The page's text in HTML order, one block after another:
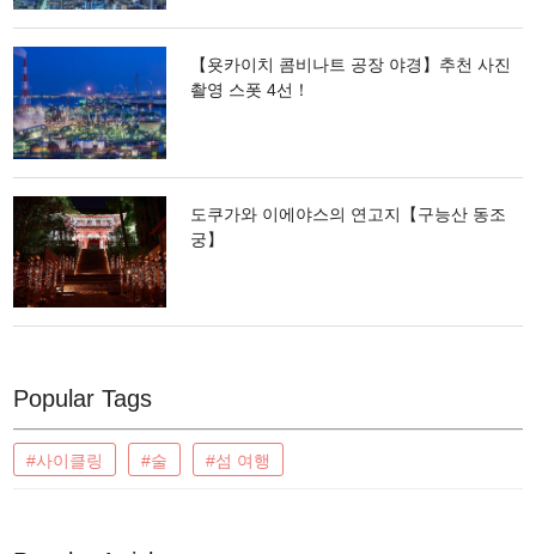
【욧카이치 콤비나트 공장 야경】추천 사진
촬영 스폿 4선！
도쿠가와 이에야스의 연고지【구능산 동조
궁】
Popular Tags
#사이클링 #술 #섬 여행